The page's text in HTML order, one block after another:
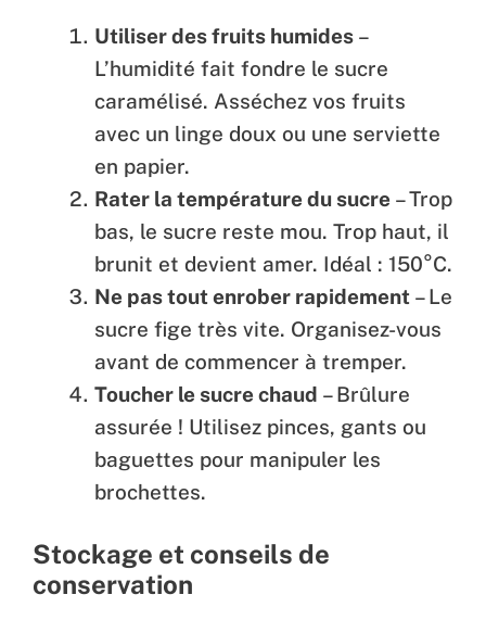
Utiliser des fruits humides –
L’humidité fait fondre le sucre
caramélisé. Asséchez vos fruits
avec un linge doux ou une serviette
en papier.
Rater la température du sucre – Trop
bas, le sucre reste mou. Trop haut, il
brunit et devient amer. Idéal : 150°C.
Ne pas tout enrober rapidement – Le
sucre fige très vite. Organisez-vous
avant de commencer à tremper.
Toucher le sucre chaud – Brûlure
assurée ! Utilisez pinces, gants ou
baguettes pour manipuler les
brochettes.
Stockage et conseils de
conservation